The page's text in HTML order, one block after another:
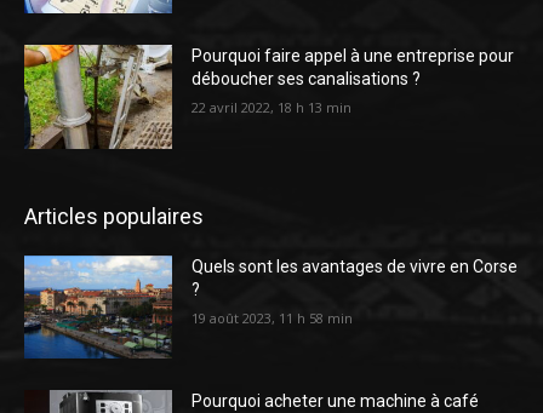
Pourquoi faire appel à une entreprise pour
déboucher ses canalisations ?
22 avril 2022, 18 h 13 min
Articles populaires
Quels sont les avantages de vivre en Corse
?
19 août 2023, 11 h 58 min
Pourquoi acheter une machine à café